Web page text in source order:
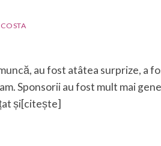
au fost atâtea surprize, a
Sponsorii au fost mult mai
și[citește]